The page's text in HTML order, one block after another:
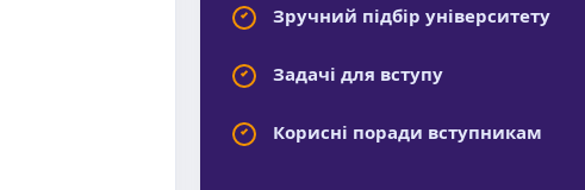
Зручний підбір університету
Задачі для вступу
Корисні поради вступникам